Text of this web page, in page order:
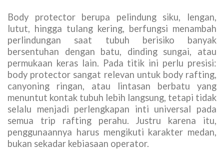
Body protector berupa pelindung siku, lengan,
lutut, hingga tulang kering, berfungsi menambah
perlindungan saat tubuh berisiko banyak
bersentuhan dengan batu, dinding sungai, atau
permukaan keras lain. Pada titik ini perlu presisi:
body protector sangat relevan untuk body rafting,
canyoning ringan, atau lintasan berbatu yang
menuntut kontak tubuh lebih langsung, tetapi tidak
selalu menjadi perlengkapan inti universal pada
semua trip rafting perahu. Justru karena itu,
penggunaannya harus mengikuti karakter medan,
bukan sekadar kebiasaan operator.